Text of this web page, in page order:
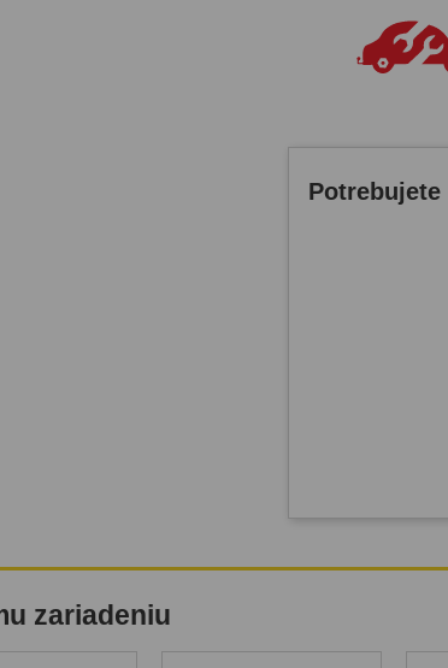
zariadeniu